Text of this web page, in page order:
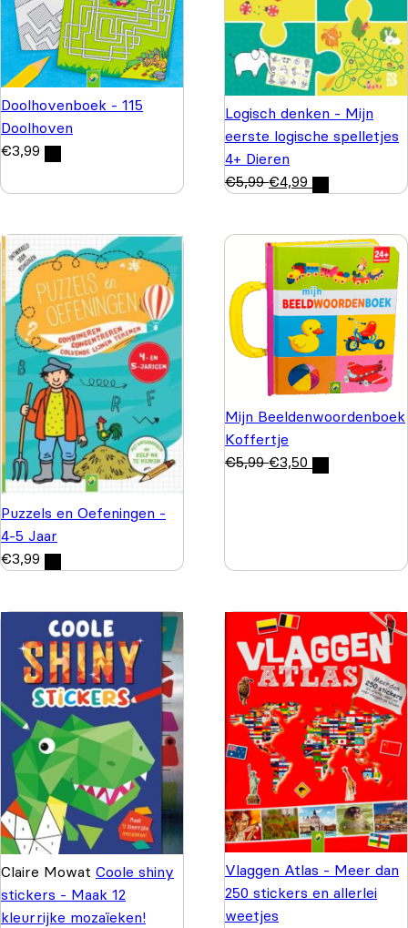
Doolhovenboek - 115
Doolhoven
€3,99
Logisch denken - Mijn
eerste logische spelletjes
4+ Dieren
€5,99 €4,99
Puzzels en Oefeningen -
4-5 Jaar
€3,99
Mijn Beeldenwoordenboek
Koffertje
€5,99 €3,50
Claire Mowat Coole shiny
stickers - Maak 12
kleurrijke mozaïeken!
Vlaggen Atlas - Meer dan
250 stickers en allerlei
weetjes